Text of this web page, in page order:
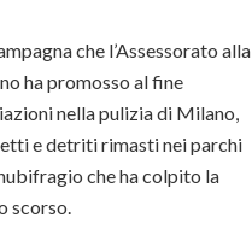
che l’Assessorato alla
ha promosso al fine
nella pulizia di Milano,
e detriti rimasti nei parchi
che ha colpito la
scorso.